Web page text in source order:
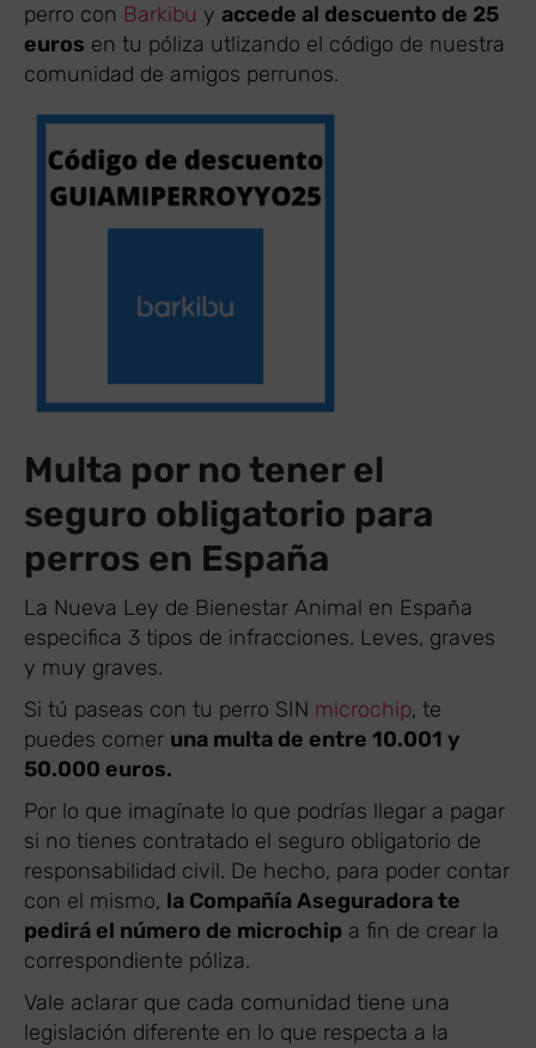
perro con Barkibu y accede al descuento de 25
euros en tu póliza utlizando el código de nuestra
comunidad de amigos perrunos.
Multa por no tener el
seguro obligatorio para
perros en España
La Nueva Ley de Bienestar Animal en España
especifica 3 tipos de infracciones. Leves, graves
y muy graves.
Si tú paseas con tu perro SIN microchip, te
puedes comer una multa de entre 10.001 y
50.000 euros.
Por lo que imagínate lo que podrías llegar a pagar
si no tienes contratado el seguro obligatorio de
responsabilidad civil. De hecho, para poder contar
con el mismo, la Compañía Aseguradora te
pedirá el número de microchip a fin de crear la
correspondiente póliza.
Vale aclarar que cada comunidad tiene una
legislación diferente en lo que respecta a la